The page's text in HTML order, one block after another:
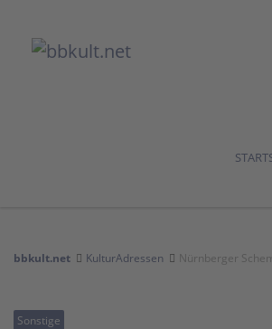
bbkult.net KulturAdressen Nürnberger
Sonstige